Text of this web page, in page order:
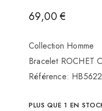
69,00€
Collection Homme
Bracelet ROCHET
Référence:
PLUS QUE 1 EN